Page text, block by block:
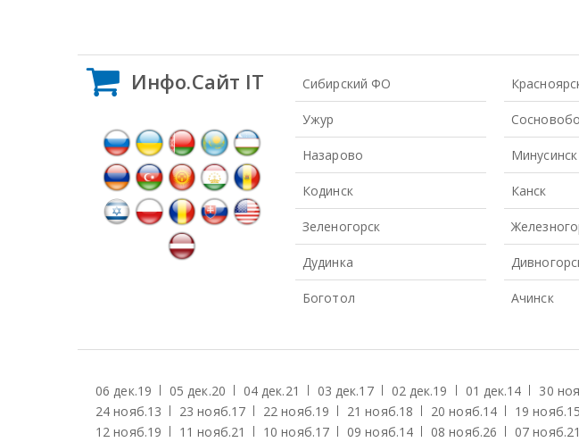
Инфо.Сайт IT Сибирский ФО
Ужур
Назарово
Кодинск
Зеленогорск
Дудинка
Боготол
Минусинск
Канск
Ачинск
06 дек.19 05 дек.20 04 дек.21 03 дек.17 02 дек.19 01 дек.14 30
24 нояб.13 23 нояб.17 22 нояб.19 21 нояб.18 20 нояб.14 19 нояб.15
12 нояб.19 11 нояб.21 10 нояб.17 09 нояб.14 08 нояб.26 07 нояб.21